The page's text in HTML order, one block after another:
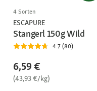
4 Sorten
ESCAPURE
Stangerl 150g Wild
4.7 (80)
6,59 €
(43,93 €/kg)